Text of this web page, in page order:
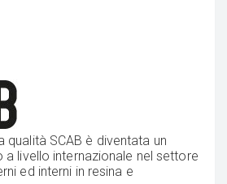
qualità SCAB è diventata un
a livello internazionale nel settore
ed interni in resina e